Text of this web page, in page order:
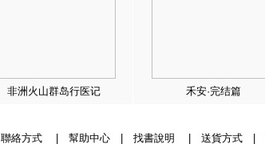
非洲火山群岛行医记 禾安·完结篇
聯絡方式| 幫助中心| 找書說明 送貨方式|